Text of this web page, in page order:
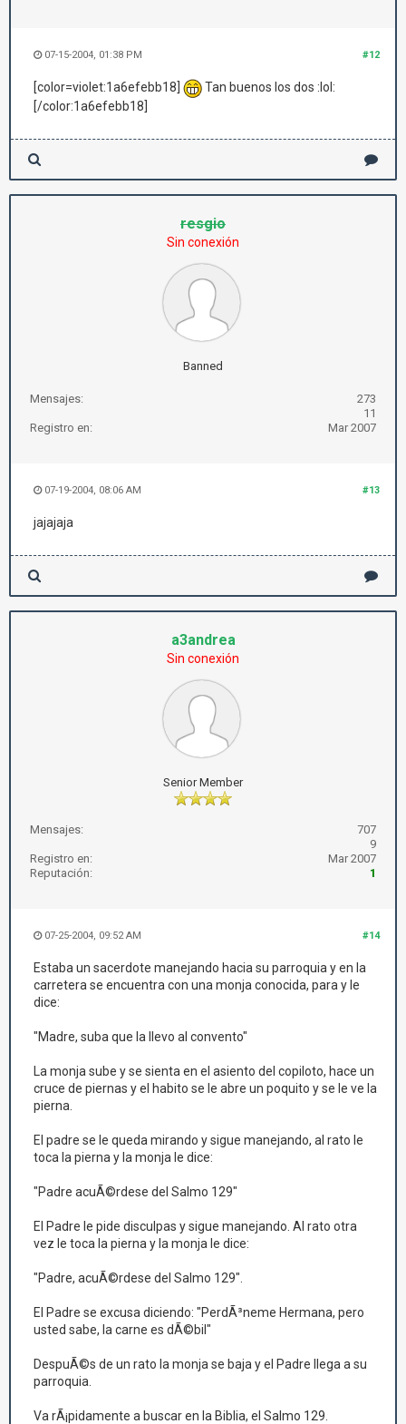
#12
07-15-2004, 01:38 PM
[color=violet:1a6efebb18]
Tan buenos los dos :lol:
[/color:1a6efebb18]
resgio
Sin conexión
Banned
Mensajes:
273
11
Registro en:
Mar 2007
#13
07-19-2004, 08:06 AM
jajajaja
a3andrea
Sin conexión
Senior Member
Mensajes:
707
9
Registro en:
Mar 2007
Reputación:
1
#14
07-25-2004, 09:52 AM
Estaba un sacerdote manejando hacia su parroquia y en la
carretera se encuentra con una monja conocida, para y le
dice:
"Madre, suba que la llevo al convento"
La monja sube y se sienta en el asiento del copiloto, hace un
cruce de piernas y el habito se le abre un poquito y se le ve la
pierna.
El padre se le queda mirando y sigue manejando, al rato le
toca la pierna y la monja le dice:
"Padre acuÃ©rdese del Salmo 129"
El Padre le pide disculpas y sigue manejando. Al rato otra
vez le toca la pierna y la monja le dice:
"Padre, acuÃ©rdese del Salmo 129".
El Padre se excusa diciendo: "PerdÃ³neme Hermana, pero
usted sabe, la carne es dÃ©bil"
DespuÃ©s de un rato la monja se baja y el Padre llega a su
parroquia.
Va rÃ¡pidamente a buscar en la Biblia, el Salmo 129.